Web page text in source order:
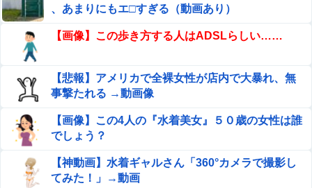
、あまりにもエ□すぎる（動画あり）
【画像】この歩き方する人はADSLらしい……
【悲報】アメリカで全裸女性が店内で大暴れ、無
事撃たれる →動画像
【画像】この4人の『水着美女』５０歳の女性は誰
でしょう？
【神動画】水着ギャルさん「360°カメラで撮影し
てみた！」→動画